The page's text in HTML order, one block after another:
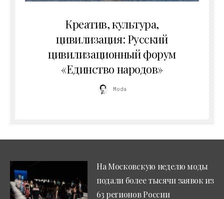
Креатив, культура,
цивилизация: Русский
цивилизационный форум
«Единство народов»
Moda
На Московскую неделю моды
подали более тысячи заявок из
63 регионов России